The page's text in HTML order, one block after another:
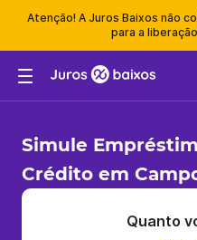
Atenção! A Juros Baixos não
para a
Simule
Crédito em
Quanto